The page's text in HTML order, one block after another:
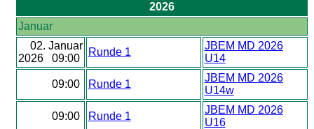
2026
Januar
02. Januar
2026 09:00
Runde 1
JBEM MD 2026
U14
09:00 Runde 1
JBEM MD 2026
U14w
09:00 Runde 1
JBEM MD 2026
U16